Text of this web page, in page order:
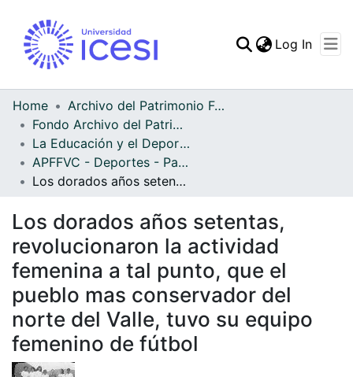
Log In
Home
Archivo del Patrimonio Fotográfico y Fílmico del Valle del Cauca
Fondo Archivo del Patrimonio Fotográfico y Fílmico del Valle del Cauca
La Educación y el Deporte
APFFVC - Deportes - Patrimonial
Los dorados años setentas, revolucionaron la actividad femenina a tal punto, que el pueblo mas conservador del norte del Valle, tuvo su equipo femenino de fútbol
Los dorados años setentas,
revolucionaron la actividad
femenina a tal punto, que el
pueblo mas conservador del
norte del Valle, tuvo su equipo
femenino de fútbol